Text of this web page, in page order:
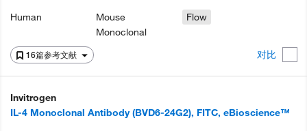
16篇参考文献 对比
Human
Mouse
Monoclonal
Flow
Invitrogen
IL-4 Monoclonal Antibody (BVD6-24G2), FITC, eBioscience™